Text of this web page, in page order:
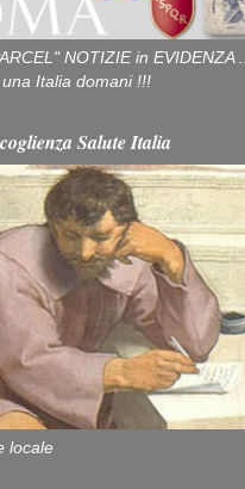
NOTIZIE in EVIDENZA ...
Italia domani !!!
Salute Italia
locale